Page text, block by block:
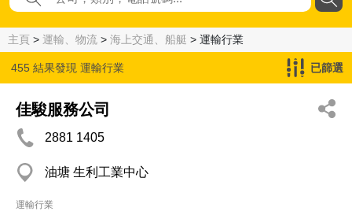
主頁 > 運輸、物流 > 海上交通、船艇 > 運輸行業
455 結果發現 運輸行業 已篩選
佳駿服務公司
2881 1405
油塘 生利工業中心
運輸行業